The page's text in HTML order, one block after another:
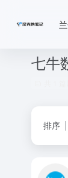
七牛
排序